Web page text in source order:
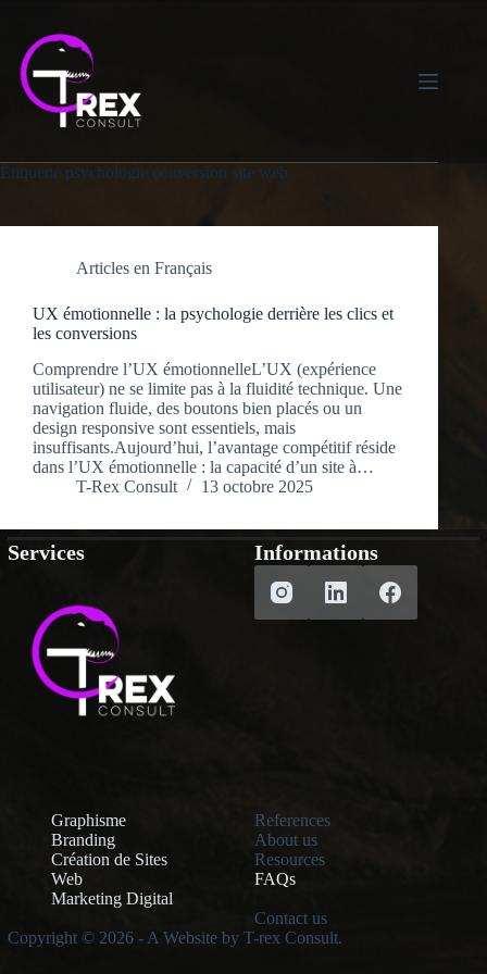
content
Étiquette psychologie conversion site web
Articles en Français
UX émotionnelle : la psychologie derrière les clics et
les conversions
Comprendre l’UX émotionnelleL’UX (expérience
utilisateur) ne se limite pas à la fluidité technique. Une
navigation fluide, des boutons bien placés ou un
design responsive sont essentiels, mais
insuffisants.Aujourd’hui, l’avantage compétitif réside
dans l’UX émotionnelle : la capacité d’un site à…
T-Rex Consult
13 octobre 2025
Services Informations
Graphisme
Branding
Création de Sites
Web
Marketing Digital
References
About us
Resources
FAQs
Contact us
Copyright © 2026 - A Website by T-rex Consult.